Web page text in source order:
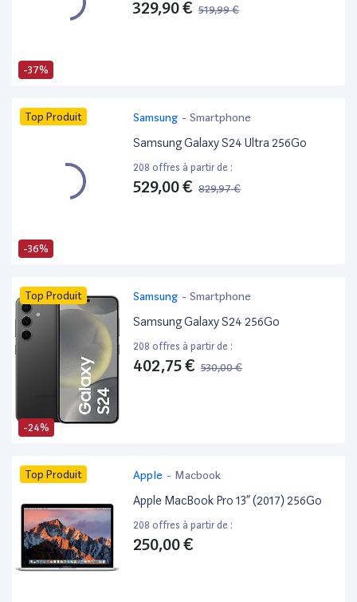
-37%
329,90 € 519,99 €
-36%
Top Produit Samsung - Smartphone
Samsung Galaxy S24 Ultra 256Go
208 offres à partir de :
529,00 € 829,97 €
-24%
Top Produit Samsung - Smartphone
Samsung Galaxy S24 256Go
208 offres à partir de :
402,75 € 530,00 €
Top Produit Apple - Macbook
Apple MacBook Pro 13” (2017) 256Go
208 offres à partir de :
250,00 €